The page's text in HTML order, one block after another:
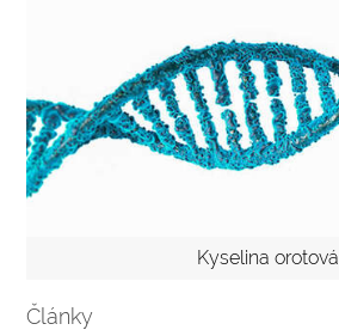
Kyselina orotová
Články